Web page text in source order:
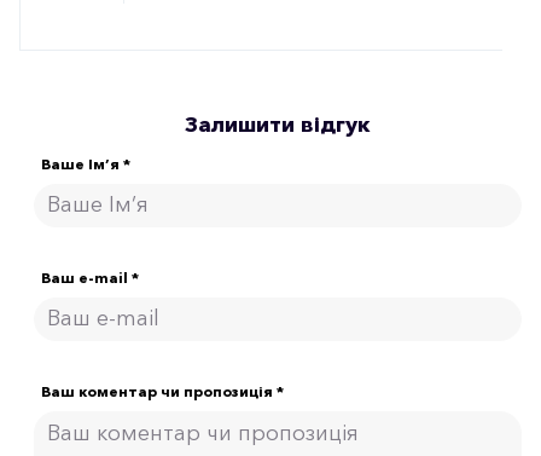
Залишити відгук
Ваше Ім’я *
Ваш e-mail *
Ваш коментар чи пропозиція *